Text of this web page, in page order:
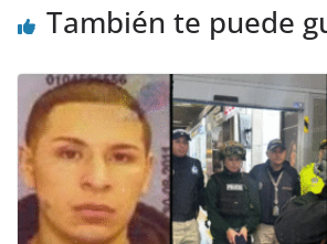
k
También te puede